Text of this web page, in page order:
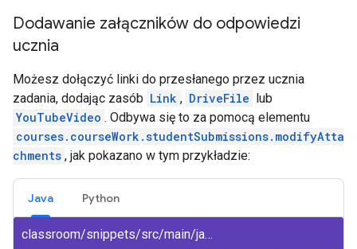
Dodawanie załączników do odpowiedzi
ucznia
Możesz dołączyć linki do przesłanego przez ucznia
zadania, dodając zasób Link , DriveFile lub
YouTubeVideo . Odbywa się to za pomocą elementu
courses.courseWork.studentSubmissions.modifyAtta
chments , jak pokazano w tym przykładzie:
Java Python
classroom/snippets/src/main/java/ModifyAttachmentsStudentSubmission.java